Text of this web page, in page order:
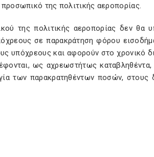
της πολιτικής αεροπορίας.
της πολιτικής αεροπορίας δεν θα
σε παρακράτηση φόρου
υπόχρεους και αφορούν στο χρονικό
ως αχρεωστήτως
των παρακρατηθέντων ποσών, στους